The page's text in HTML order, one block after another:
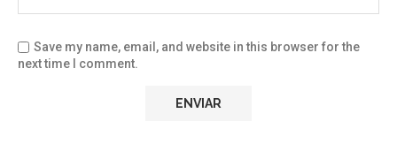
Save my name, email, and website in this browser for the
next time I comment.